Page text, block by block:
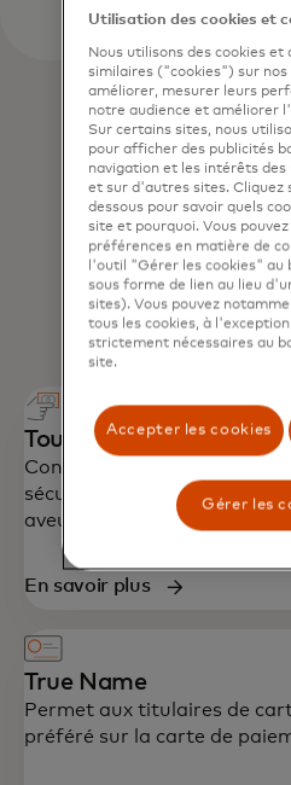
Touch card
Conçu avec l'accessibilité à
sécurité et indépendance
aveugles et malvoyants du
En savoir plus
True Name
Permet aux titulaires de
préféré sur la carte de
Utilisation des cookies et
Nous utilisons des cookies et
similaires ("cookies") sur nos
améliorer, mesurer leurs
notre audience et améliorer
Sur certains sites, nous
pour afficher des publicités
navigation et les intérêts
et sur d'autres sites. Cliquez
dessous pour savoir quels
site et pourquoi. Vous
préférences en matière de
l'outil "Gérer les cookies" au
sous forme de lien au lieu
sites). Vous pouvez
tous les cookies, à
strictement nécessaires au
site.
Accepter les cookies
Gérer les